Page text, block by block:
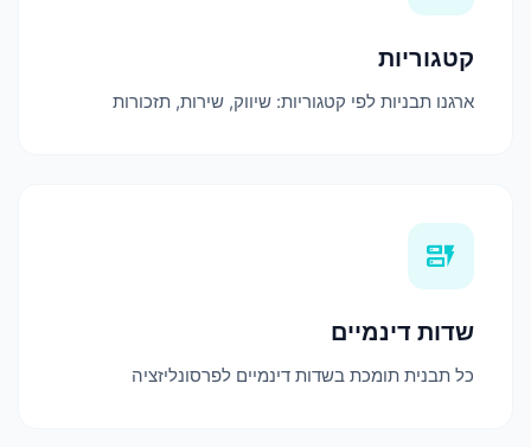
קטגוריות
ארגנו תבניות לפי קטגוריות: שיווק, שירות, תזכורות
dynamic_form
שדות דינמיים
כל תבנית תומכת בשדות דינמיים לפרסונליזציה